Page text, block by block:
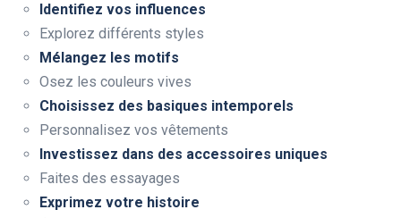
Identifiez vos influences
Explorez différents styles
Mélangez les motifs
Osez les couleurs vives
Choisissez des basiques intemporels
Personnalisez vos vêtements
Investissez dans des accessoires uniques
Faites des essayages
Exprimez votre histoire